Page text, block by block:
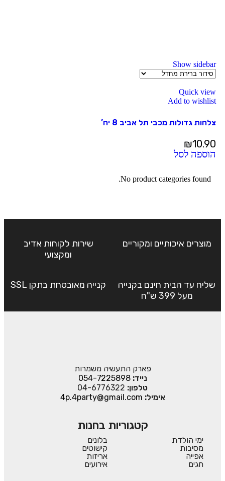
Show sidebar
Quick view
Add to wishlist
צלחות גדולות מכבי תל אביב 8 יח’
₪10.90
הוספה לסל
No product categories found.
מוצרים איכותיים ומקוריים
שירות לקוחות אדיב
ומקצועי
שליח עד הבית חינם בקנייה
מעל 399 ש"ח
קנייה מאובטחת בתקן SSL
פארק התעשיה משמרות
נייד:054-7225898
טלפון: 04-6776322
אימיל: 4p.4party@gmail.com
קטגוריות בחנות
ימי הולדת
מסיבות
אפייה
חגים
בלונים
קישוטים
אריזות
אירועים